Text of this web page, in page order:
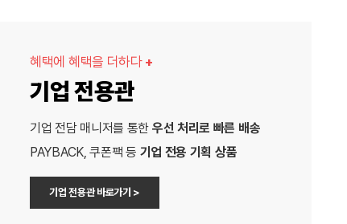
혜택에 혜택을 더하다 +
기업 전용관
기업 전담 매니저를 통한 우선 처리로 빠른 배송
PAYBACK, 쿠폰팩 등 기업 전용 기획 상품
기업 전용관 바로가기 >